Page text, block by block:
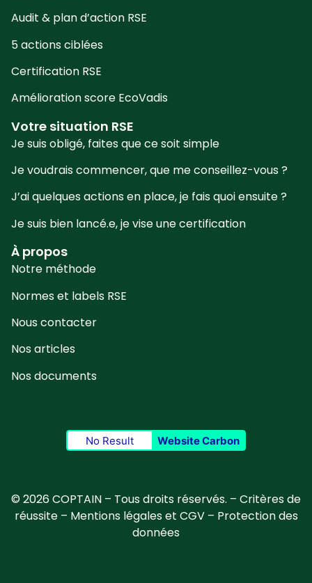
Audit & plan d’action RSE
5 actions ciblées
Certification RSE
Amélioration score EcoVadis
Votre situation RSE
Je suis obligé, faites que ce soit simple
Je voudrais commencer, que me conseillez-vous ?
J’ai quelques actions en place, je fais quoi ensuite ?
Je suis bien lancé.e, je vise une certification
À propos
Notre méthode
Normes et labels RSE
Nous contacter
Nos articles
Nos documents
No Result Website Carbon
© 2026 COPTAIN – Tous droits réservés. – Critères de
réussite– Mentions légales et CGV– Protection des
données